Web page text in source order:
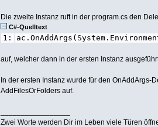
Die zweite Instanz ruft in der program.cs den
C#-Quelltext
1:
auf, welcher dann in der ersten Instanz
In der ersten Instanz wurde für den
AddFilesOrFolders auf.
Zwei Worte werden Dir im Leben viele Türen